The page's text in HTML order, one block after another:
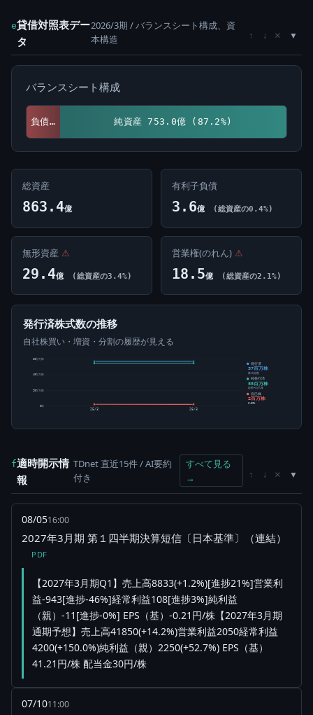
e貸借対照表デー
タ
2026/3期 / バランスシート構成、資
本構造
↑ ↓ ×
バランスシート構成
負債 110.5億 (12.8%) 純資産 753.0億 (87.2%)
総資産
863.4億
有利子負債
3.6億 (総資産の0.4%)
無形資産 ⚠
29.4億 (総資産の3.4%)
営業権(のれん) ⚠
18.5億 (総資産の2.1%)
発行済株式数の推移
自社株買い・増資・分割の履歴が見える
0株
20百万株
40百万株
60百万株
25/3 26/3
発行済
57百万株
株式総数
純発行済
55百万株
総数-自己株
自己株
2百万株
3.89%
f適時開示情
報
TDnet 直近15件 / AI要約
付き
すべて見る
→
↑ ↓ ×
08/0516:00
2027年3月期 第１四半期決算短信〔日本基準〕（連結）
PDF
【2027年3月期Q1】売上高8833(+1.2%)[進捗21%]営業利
益-943[進捗-46%]経常利益108[進捗3%]純利益
（親）-11[進捗-0%] EPS（基）-0.21円/株【2027年3月期
通期予想】売上高41850(+14.2%)営業利益2050経常利益
4200(+150.0%)純利益（親）2250(+52.7%) EPS（基）
41.21円/株 配当金30円/株
07/1011:00